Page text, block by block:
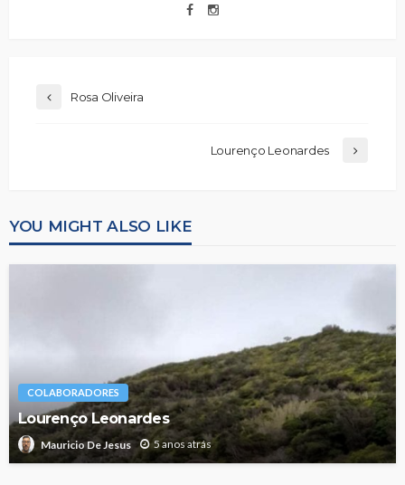
Rosa Oliveira
Lourenço Leonardes
YOU MIGHT ALSO LIKE
COLABORADORES
Lourenço Leonardes
Mauricio De Jesus 5 anos atrás